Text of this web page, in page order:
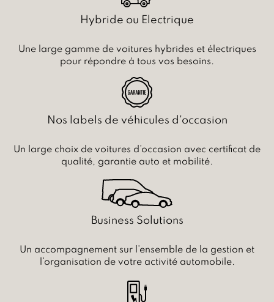
Hybride ou Electrique
Une large gamme de voitures hybrides et électriques
pour répondre à tous vos besoins.
Nos labels de véhicules d'occasion
Un large choix de voitures d’occasion avec certificat de
qualité, garantie auto et mobilité.
Business Solutions
Un accompagnement sur l’ensemble de la gestion et
l’organisation de votre activité automobile.